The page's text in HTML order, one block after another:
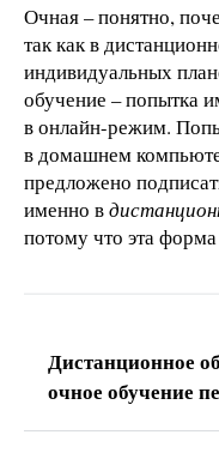
Очная – понятно,
так как в
индивидуальных
обучение – попытка
в онлайн-режим.
в домашнем
предложено
именно в
потому что эта
Дистанционное
очное обучение